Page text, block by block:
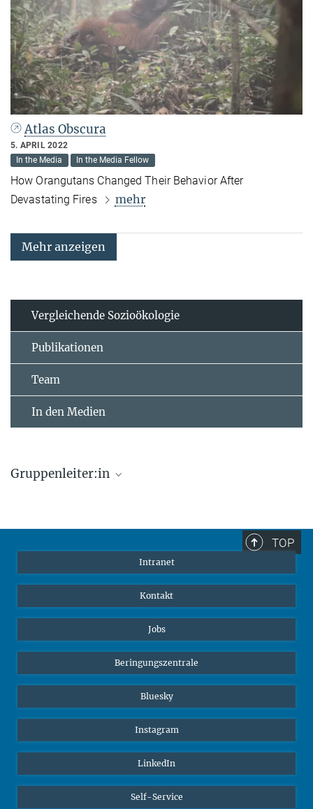
Atlas Obscura
5. APRIL 2022
In the Media
In the Media Fellow
How Orangutans Changed Their Behavior After
Devastating Fires
mehr
Mehr anzeigen
Vergleichende Sozioökologie
Publikationen
Team
In den Medien
Gruppenleiter:in
Prof. Dr. Carel van Schaik
Max-Planck Fellow
vschaik@ab.mpg.de
TOP
Intranet
Kontakt
Jobs
Beringungszentrale
Bluesky
Instagram
LinkedIn
Self-Service